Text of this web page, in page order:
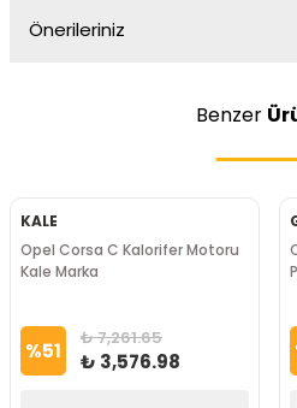
Önerileriniz
Benzer
KALE
Opel Corsa C Kalorifer Motoru
Kale Marka
%51 ₺ 7,261.65
₺ 3,576.98